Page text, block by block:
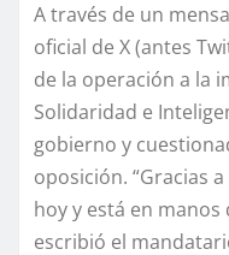
A través de un
oficial de X (antes
de la operación a la
Solidaridad e
gobierno y
oposición. “Gracias
hoy y está en manos
escribió el